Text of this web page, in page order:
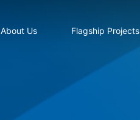
About Us Flagship Projects